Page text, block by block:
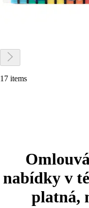
17 items
nabídky v
platná,